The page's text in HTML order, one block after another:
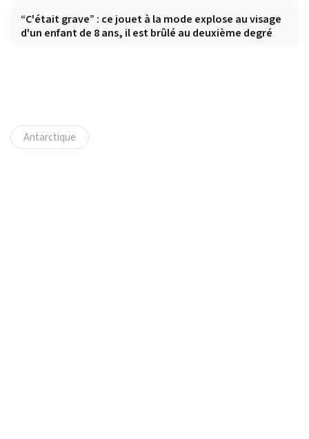
“C'était grave” : ce jouet à la mode explose au visage
d'un enfant de 8 ans, il est brûlé au deuxième degré
Antarctique